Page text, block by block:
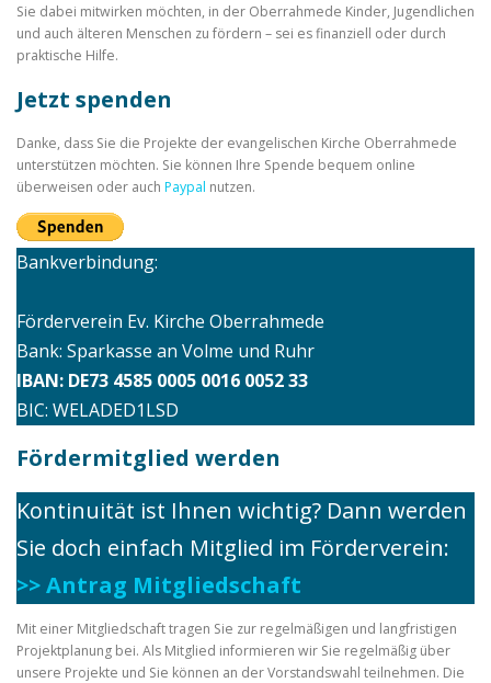
Sie dabei mitwirken möchten, in der Oberrahmede Kinder, Jugendlichen
und auch älteren Menschen zu fördern – sei es finanziell oder durch
praktische Hilfe.
Jetzt spenden
Danke, dass Sie die Projekte der evangelischen Kirche Oberrahmede
unterstützen möchten. Sie können Ihre Spende bequem online
überweisen oder auch Paypal nutzen.
Bankverbindung:
Förderverein Ev. Kirche Oberrahmede
Bank: Sparkasse an Volme und Ruhr
IBAN: DE73 4585 0005 0016 0052 33
BIC: WELADED1LSD
Fördermitglied werden
Kontinuität ist Ihnen wichtig? Dann werden
Sie doch einfach Mitglied im Förderverein:
>> Antrag Mitgliedschaft
Mit einer Mitgliedschaft tragen Sie zur regelmäßigen und langfristigen
Projektplanung bei. Als Mitglied informieren wir Sie regelmäßig über
unsere Projekte und Sie können an der Vorstandswahl teilnehmen. Die